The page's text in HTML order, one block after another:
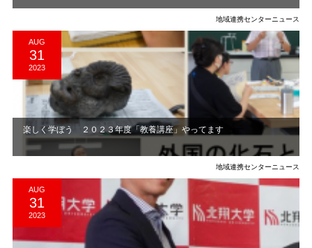
地域連携センターニュース
AUG
31
2023
楽しく学ぼう ２０２３年度「教養講座」やってます
地域連携センターニュース
AUG
31
2023